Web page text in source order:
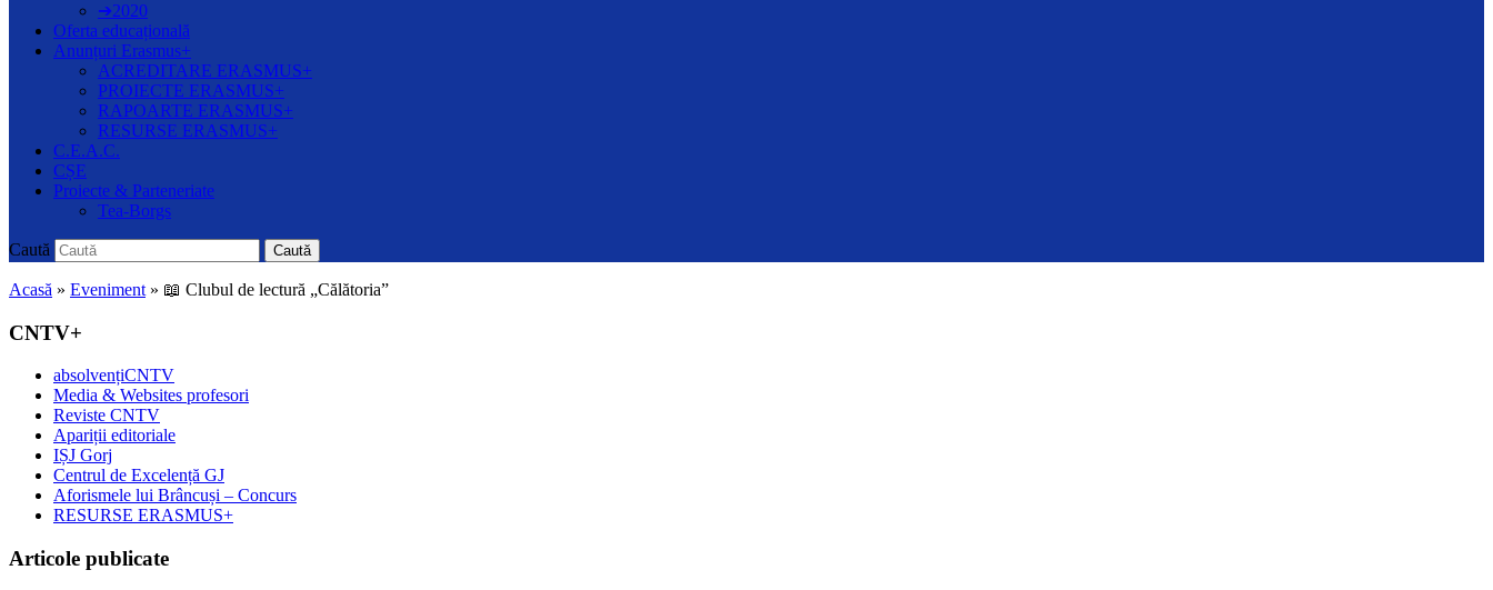
➔2020
Oferta educațională
Anunțuri Erasmus+
ACREDITARE ERASMUS+
PROIECTE ERASMUS+
RAPOARTE ERASMUS+
RESURSE ERASMUS+
C.E.A.C.
CȘE
Proiecte & Parteneriate
Tea-Borgs
Caută Caută
Acasă » Eveniment » 📖 Clubul de lectură „Călătoria”
CNTV+
absolvențiCNTV
Media & Websites profesori
Reviste CNTV
Apariții editoriale
IȘJ Gorj
Centrul de Excelență GJ
Aforismele lui Brâncuși – Concurs
RESURSE ERASMUS+
Articole publicate